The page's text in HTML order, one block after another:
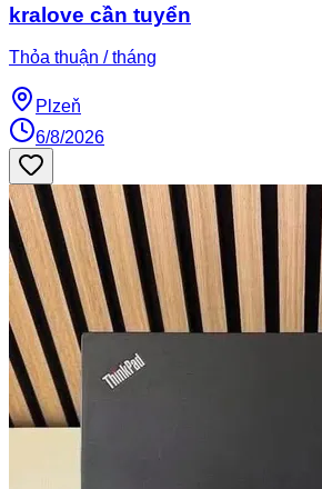
kralove cần tuyển
Thỏa thuận / tháng
Plzeň
6/8/2026